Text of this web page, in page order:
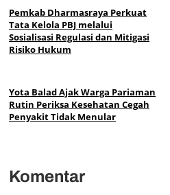
Pemkab Dharmasraya Perkuat
Tata Kelola PBJ melalui
Sosialisasi Regulasi dan Mitigasi
Risiko Hukum
Yota Balad Ajak Warga Pariaman
Rutin Periksa Kesehatan Cegah
Penyakit Tidak Menular
Komentar